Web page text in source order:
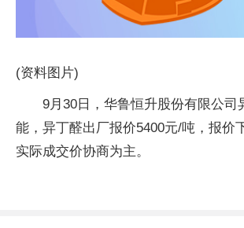
(资料图片)
9月30日，华鲁恒升股份有限公司
能，异丁醛出厂报价5400元/吨，报价
实际成交价协商为主。